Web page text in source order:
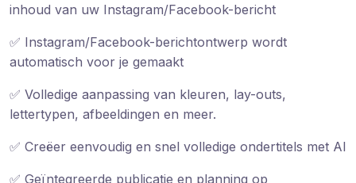
inhoud van uw Instagram/Facebook-bericht
✅ Instagram/Facebook-berichtontwerp wordt
automatisch voor je gemaakt
✅ Volledige aanpassing van kleuren, lay-outs,
lettertypen, afbeeldingen en meer.
✅ Creëer eenvoudig en snel volledige ondertitels met AI
✅ Geïntegreerde publicatie en planning op